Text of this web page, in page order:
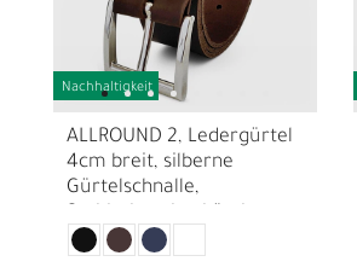
G E
Nachhaltigkeit
ALLROUND 2, Ledergürtel
4cm breit, silberne
Gürtelschnalle,
extra Schraube